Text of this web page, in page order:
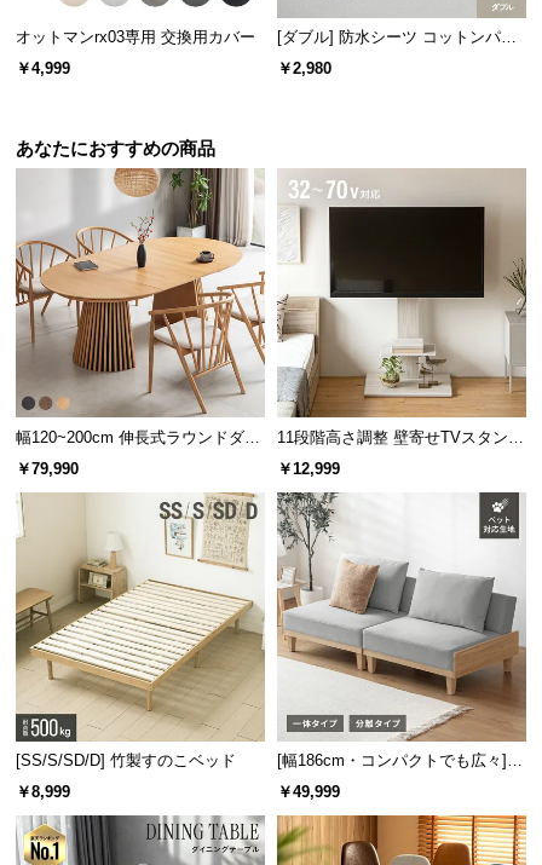
規
約
い
お
客
サ
ト
せ
ロ
グ
企
業
シンプルに区切られた棚には、お気に入りの小物や
雑誌などを綺麗に魅せて収納できます。
ゆったり幅で収納力抜群
棚板の横幅は 約52cmと広く設計されているため、雑
誌や本などたっぷりゆったりと収納できます。
横幅 奥行き
オットマンrx03専用 交換用カバー
￥4,999
[ダブル] 防水シーツ コットンパイ
ル
￥2,980
あなたにおすすめの商品
幅120~200cm 伸長式ラウンドダイ
ニングテーブル 6人掛け 天然木突
￥79,990
11段階高さ調整 壁寄せTVスタンド
キャスター付き 上下左右角度調節
￥12,999
[SS/S/SD/D] 竹製すのこベッド
￥8,999
[幅186cm・コンパクトでも広々] 3
人掛けソファベッド リクライニン
￥49,999